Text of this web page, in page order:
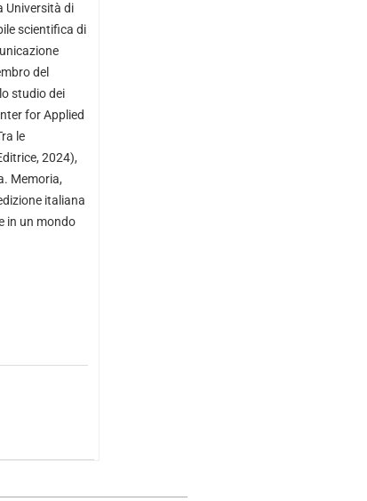
Università di
scientifica di
del
studio dei
for Applied
le
2024),
Memoria,
italiana
in un mondo